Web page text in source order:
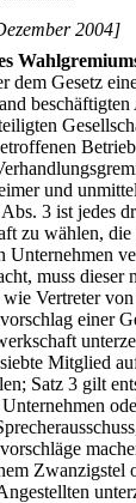
2004]
dem Gesetz
und
3 ist jedes
zu wählen, die
Unternehmen
muss dieser
Vertreter
einer
Mitglied
Satz 3 gilt
Zwanzigstel